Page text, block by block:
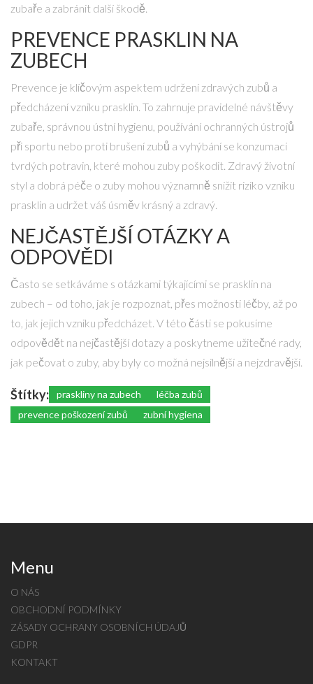
zubaře a zabránit další škodě.
PREVENCE PRASKLIN NA
ZUBECH
Prevence je klíčovým aspektem udržení zdravých zubů a
předcházení vzniku prasklin. To zahrnuje pravidelné návštěvy
zubaře, správnou ústní hygienu, používání ochranných ústrojů
při sportu nebo proti brušení zubů a vyhýbání se konzumaci
tvrdých potravin, které mohou zuby poškodit. Zdravý životní
styl a dobrá péče o zuby mohou významně snížit riziko vzniku
prasklin a udržet váš úsměv krásný a zdravý.
NEJČASTĚJŠÍ OTÁZKY A
ODPOVĚDI
Často se setkáváme s otázkami týkajícími se prasklin na
zubech – od toho, jak je rozpoznat, přes možnosti léčby, až po
to, jak jejich vzniku předcházet. V této části se pokusíme
odpovědět na nejčastější dotazy a poskytneme užitečné rady,
jak pečovat o zuby, aby byly co možná nejsilnější a nejzdravější.
Štítky: praskliny na zubech
léčba zubů
prevence poškození zubů
zubní hygiena
Menu
O NÁS
OBCHODNÍ PODMÍNKY
ZÁSADY OCHRANY OSOBNÍCH ÚDAJŮ
GDPR
KONTAKT